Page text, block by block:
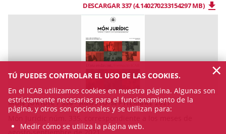
DESCARGAR 337 (4.140270233154297 MB)
MÓN JURÍDIC / 336 - AGOSTO-SEPTIEMBRE 2021
TÚ PUEDES CONTROLAR EL USO DE LAS COOKIES.
En el ICAB utilizamos cookies en nuestra página. Algunas son
estrictamente necesarias para el funcionamiento de la
página, y otros son opcionales y se utilizan para:
Medir cómo se utiliza la página web.
×